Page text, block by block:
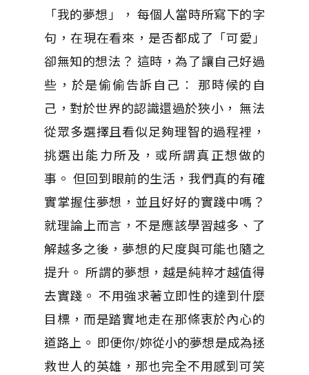
「我的夢想」， 每個人當時所寫下的字
句，在現在看來，是否都成了「可愛」
卻無知的想法？ 這時，為了讓自己好過
些，於是偷偷告訴自己︰ 那時候的自
己，對於世界的認識還過於狹小， 無法
從眾多選擇且看似足夠理智的過程裡，
挑選出能力所及，或所謂真正想做的
事。 但回到眼前的生活，我們真的有確
實掌握住夢想，並且好好的實踐中嗎？
就理論上而言，不是應該學習越多、了
解越多之後，夢想的尺度與可能也隨之
提升。 所謂的夢想，越是純粹才越值得
去實踐。 不用強求著立即性的達到什麼
目標，而是踏實地走在那條衷於內心的
道路上。 即便你/妳從小的夢想是成為拯
救世人的英雄，那也完全不用感到可笑